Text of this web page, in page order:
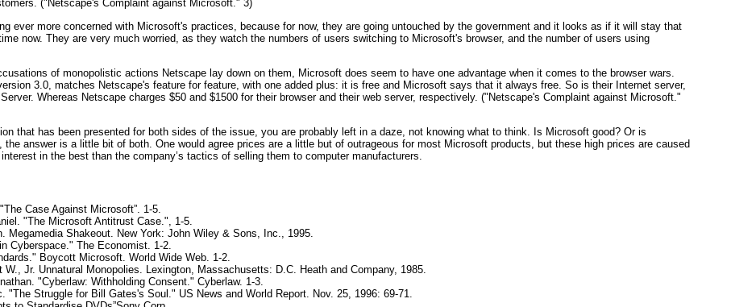
("Netscape's Complaint against Microsoft." 3)
ever more concerned with Microsoft's practices, because for now, they are going untouched by the government and it looks as if it will stay that
now. They are very much worried, as they watch the numbers of users switching to Microsoft's browser, and the number of users using
of monopolistic actions Netscape lay down on them, Microsoft does seem to have one advantage when it comes to the browser wars.
3.0, matches Netscape's feature for feature, with one added plus: it is free and Microsoft says that it always free. So is their Internet server,
Whereas Netscape charges $50 and $1500 for their browser and their web server, respectively. ("Netscape's Complaint against Microsoft."
that has been presented for both sides of the issue, you are probably left in a daze, not knowing what to think. Is Microsoft good? Or is
the answer is a little bit of both. One would agree prices are a little but of outrageous for most Microsoft products, but these high prices are caused
in the best than the company’s tactics of selling them to computer manufacturers.
Case Against Microsoft”. 1-5.
"The Microsoft Antitrust Case.", 1-5.
Megamedia Shakeout. New York: John Wiley & Sons, Inc., 1995.
Cyberspace." The Economist. 1-2.
Boycott Microsoft. World Wide Web. 1-2.
W., Jr. Unnatural Monopolies. Lexington, Massachusetts: D.C. Heath and Company, 1985.
"Cyberlaw: Withholding Consent." Cyberlaw. 1-3.
"The Struggle for Bill Gates's Soul." US News and World Report. Nov. 25, 1996: 69-71.